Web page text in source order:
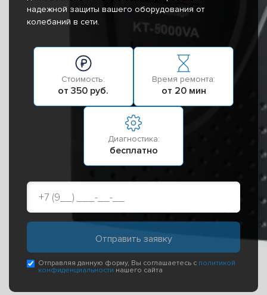
надежной защиты вашего оборудования от
колебаний в сети.
Стоимость:
от 350 руб.
Время ремонта:
от 20 мин
Диагностика:
бесплатно
Отправляя данную форму, Вы соглашаетесь с политикой
конфиденциальности нашего сайта